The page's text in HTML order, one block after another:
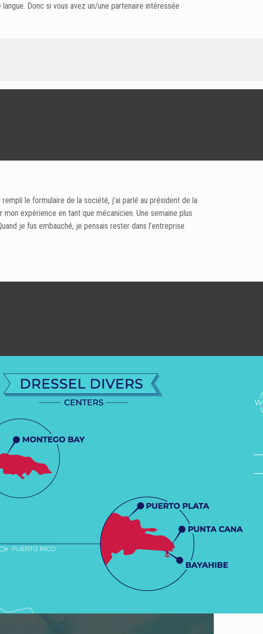
Donc si vous avez un/une partenaire intéressée
le formulaire de la société, j’ai parlé au président de la
expérience en tant que mécanicien. Une semaine plus
je fus embauché, je pensais rester dans l’entreprise